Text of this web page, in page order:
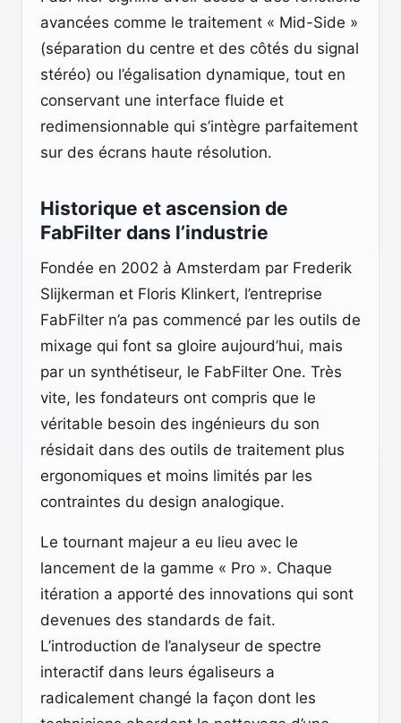
avancées comme le traitement « Mid-Side »
(séparation du centre et des côtés du signal
stéréo) ou l’égalisation dynamique, tout en
conservant une interface fluide et
redimensionnable qui s’intègre parfaitement
sur des écrans haute résolution.
Historique et ascension de
FabFilter dans l’industrie
Fondée en 2002 à Amsterdam par Frederik
Slijkerman et Floris Klinkert, l’entreprise
FabFilter n’a pas commencé par les outils de
mixage qui font sa gloire aujourd’hui, mais
par un synthétiseur, le FabFilter One. Très
vite, les fondateurs ont compris que le
véritable besoin des ingénieurs du son
résidait dans des outils de traitement plus
ergonomiques et moins limités par les
contraintes du design analogique.
Le tournant majeur a eu lieu avec le
lancement de la gamme « Pro ». Chaque
itération a apporté des innovations qui sont
devenues des standards de fait.
L’introduction de l’analyseur de spectre
interactif dans leurs égaliseurs a
radicalement changé la façon dont les